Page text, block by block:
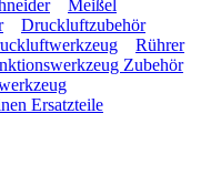
Meißel
Druckluftzubehör
Rührer
Zubehör
Ersatzteile